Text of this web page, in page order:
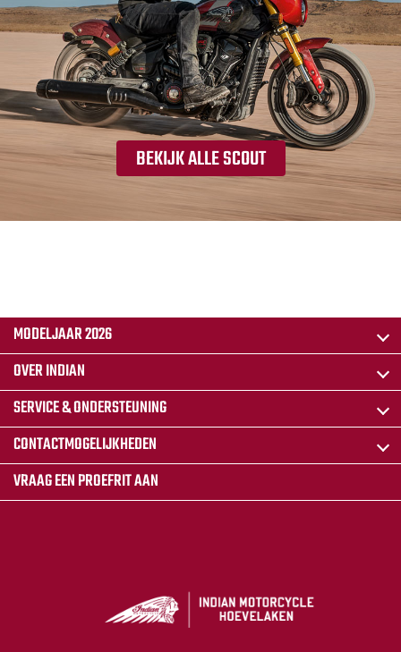
BEKIJK ALLE SCOUT
MODELJAAR 2026
OVER INDIAN
SERVICE & ONDERSTEUNING
CONTACTMOGELIJKHEDEN
VRAAG EEN PROEFRIT AAN